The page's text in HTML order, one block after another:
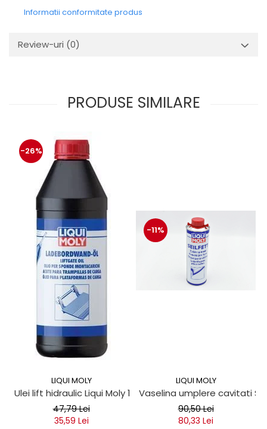
Informatii conformitate produs
Review-uri (0)
PRODUSE SIMILARE
-26%
LIQUI MOLY
Ulei lift hidraulic Liqui Moly 1 litru
47,79 Lei
35,59 Lei
-11%
LIQUI MOLY
Vaselina umplere cavitati
90,50 Lei
80,33 Lei